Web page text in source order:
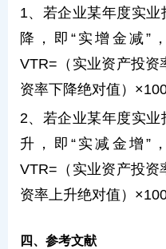
1、若企业某年度实
降，即“实增金减”
VTR=（实业资产投资
资率下降绝对值）×100
2、若企业某年度实
升，即“实减金增”
VTR=（实业资产投资
资率上升绝对值）
四、参考文献